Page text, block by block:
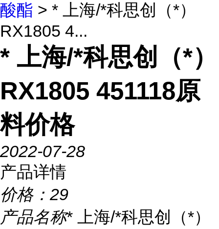
酸酯 > * 上海/*科思创（*）
RX1805 4...
* 上海/*科思创（*）
RX1805 451118原
料价格
2022-07-28
产品详情
价格： 29
产品名称* 上海/*科思创（*）